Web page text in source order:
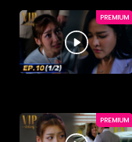
PREMIUM
PREMIUM